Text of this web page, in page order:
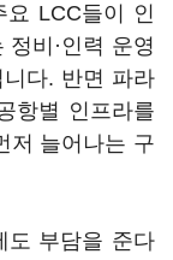
요 LCC들이 인
비·인력 운영
다. 반면 파라
항별 인프라를
저 늘어나는 구
도 부담을 준다